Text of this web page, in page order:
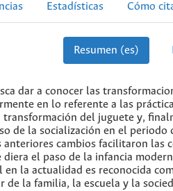
Estadísticas Cómo
Resumen (es)
dar a conocer las
en lo referente a las
del juguete y,
de la socialización en el periodo
cambios facilitaron las
el paso de la infancia
en la actualidad es reconocida
la familia, la escuela y la